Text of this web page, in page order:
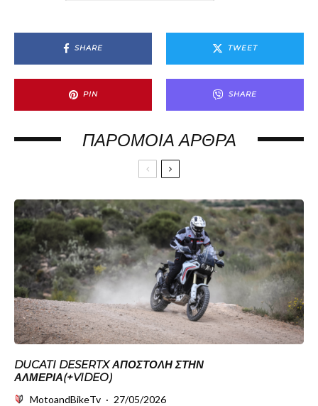
SHARE TWEET
PIN SHARE
ΠΑΡΌΜΟΙΑ ΆΡΘΡΑ
DUCATI DESERTX ΑΠΟΣΤΟΛΉ ΣΤΗΝ
ΑΛΜΕΡΊΑ(+VIDEO)
MotoandBikeTv · 27/05/2026